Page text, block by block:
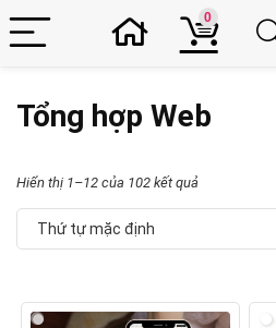
0
Tổng hợp Web
Hiển thị 1–12 của 102 kết quả
Thứ tự mặc định